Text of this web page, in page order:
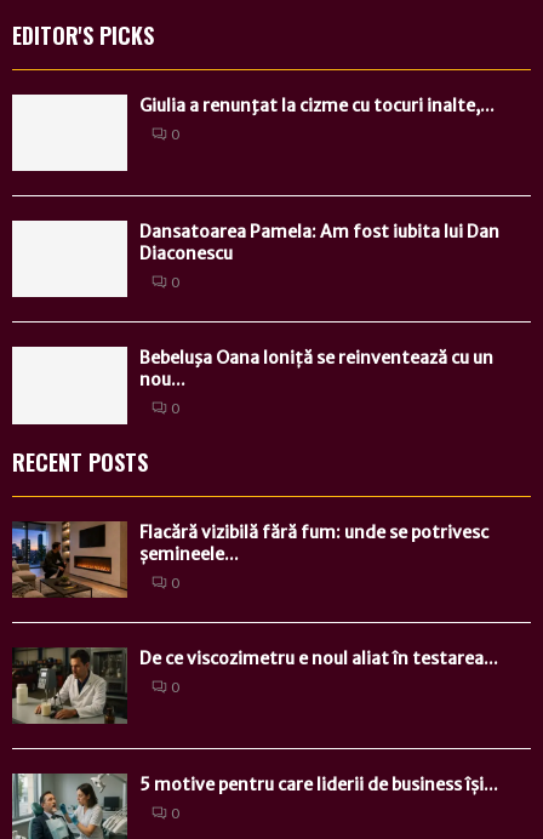
EDITOR'S PICKS
Giulia a renunţat la cizme cu tocuri inalte,...
0
Dansatoarea Pamela: Am fost iubita lui Dan
Diaconescu
0
Bebeluşa Oana Ioniță se reinventează cu un
nou...
0
RECENT POSTS
Flacără vizibilă fără fum: unde se potrivesc
șemineele...
0
De ce viscozimetru e noul aliat în testarea...
0
5 motive pentru care liderii de business își...
0